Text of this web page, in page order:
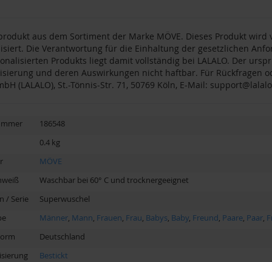
aus dem Sortiment der Marke MÖVE. Dieses Produkt wird
Die Verantwortung für die Einhaltung der gesetzlichen
Produkts liegt damit vollständig bei LALALO. Der
und deren Auswirkungen nicht haftbar. Für Rückfragen
(LALALO), St.-Tönnis-Str. 71, 50769 Köln, E-Mail:
186548
0.4 kg
MÖVE
Waschbar bei 60° C und trocknergeeignet
/ Serie
Superwuschel
Männer, Mann, Frauen, Frau, Babys, Baby, Freund, Paare, Paar,
Deutschland
Bestickt